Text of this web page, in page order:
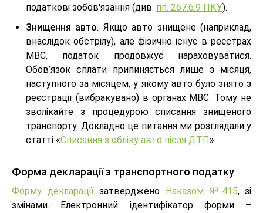
податкові зобов'язання (див. пп. 267.6.9 ПКУ).
Знищення авто. Якщо авто знищене (наприклад,
внаслідок обстрілу), але фізично існує в реєстрах
МВС, податок продовжує нараховуватися.
Обов’язок сплати припиняється лише з місяця,
наступного за місяцем, у якому авто було знято з
реєстрації (вибракувано) в органах МВС. Тому не
зволікайте з процедурою списання знищеного
транспорту. Докладно це питання ми розглядали у
статті «Списання з обліку авто після ДТП ».
Форма декларації з транспортного податку
Форму деклараціїзатверджено Наказом №415, зі
змінами. Електронний ідентифікатор форми –